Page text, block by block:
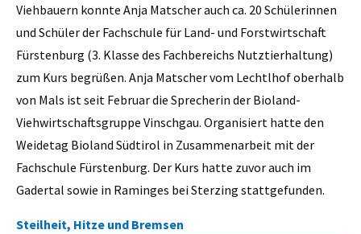
Viehbauern konnte Anja Matscher auch ca. 20 Schülerinnen
und Schüler der Fachschule für Land- und Forstwirtschaft
Fürstenburg (3. Klasse des Fachbereichs Nutztierhaltung)
zum Kurs begrüßen. Anja Matscher vom Lechtlhof oberhalb
von Mals ist seit Februar die Sprecherin der Bioland-
Viehwirtschaftsgruppe Vinschgau. Organisiert hatte den
Weidetag Bioland Südtirol in Zusammenarbeit mit der
Fachschule Fürstenburg. Der Kurs hatte zuvor auch im
Gadertal sowie in Raminges bei Sterzing stattgefunden.
Steilheit, Hitze und Bremsen